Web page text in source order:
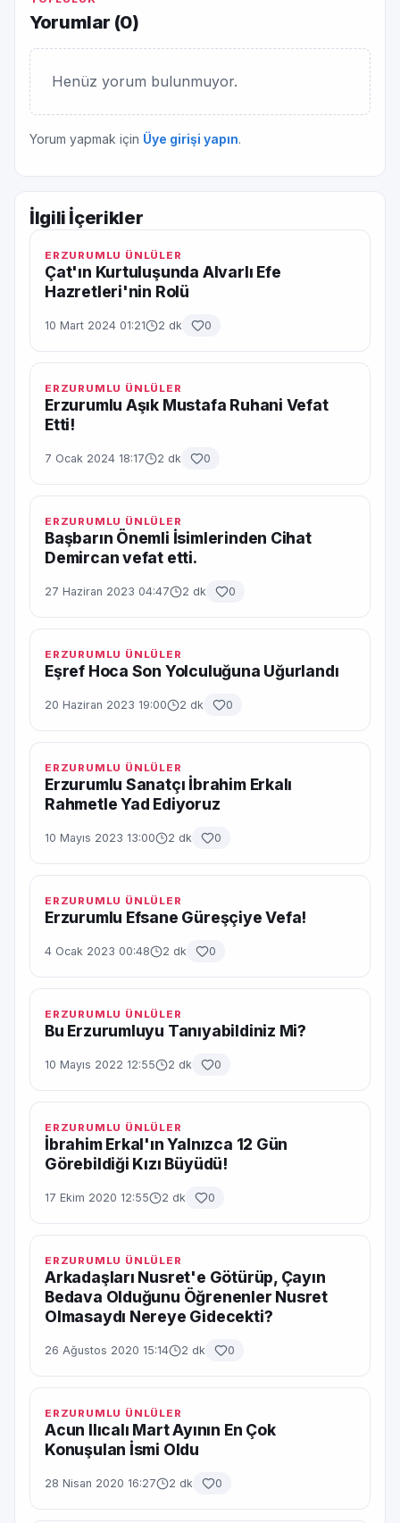
Yorumlar (0)
Henüz yorum bulunmuyor.
Yorum yapmak için Üye girişi yapın.
İlgili İçerikler
ERZURUMLU ÜNLÜLER
Çat'ın Kurtuluşunda Alvarlı Efe
Hazretleri'nin Rolü
10 Mart 2024 01:21 2 dk 0
ERZURUMLU ÜNLÜLER
Erzurumlu Aşık Mustafa Ruhani Vefat
Etti!
7 Ocak 2024 18:17 2 dk 0
ERZURUMLU ÜNLÜLER
Başbarın Önemli İsimlerinden Cihat
Demircan vefat etti.
27 Haziran 2023 04:47 2 dk 0
ERZURUMLU ÜNLÜLER
Eşref Hoca Son Yolculuğuna Uğurlandı
20 Haziran 2023 19:00 2 dk 0
ERZURUMLU ÜNLÜLER
Erzurumlu Sanatçı İbrahim Erkalı
Rahmetle Yad Ediyoruz
10 Mayıs 2023 13:00 2 dk 0
ERZURUMLU ÜNLÜLER
Erzurumlu Efsane Güreşçiye Vefa!
4 Ocak 2023 00:48 2 dk 0
ERZURUMLU ÜNLÜLER
Bu Erzurumluyu Tanıyabildiniz Mi?
10 Mayıs 2022 12:55 2 dk 0
ERZURUMLU ÜNLÜLER
İbrahim Erkal'ın Yalnızca 12 Gün
Görebildiği Kızı Büyüdü!
17 Ekim 2020 12:55 2 dk 0
ERZURUMLU ÜNLÜLER
Arkadaşları Nusret'e Götürüp, Çayın
Bedava Olduğunu Öğrenenler Nusret
Olmasaydı Nereye Gidecekti?
26 Ağustos 2020 15:14 2 dk 0
ERZURUMLU ÜNLÜLER
Acun Ilıcalı Mart Ayının En Çok
Konuşulan İsmi Oldu
28 Nisan 2020 16:27 2 dk 0